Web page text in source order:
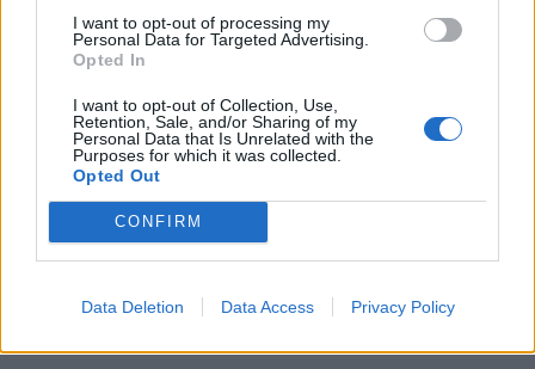
I want to opt-out of processing my
Personal Data for Targeted Advertising.
Opted In
I want to opt-out of Collection, Use,
Retention, Sale, and/or Sharing of my
Personal Data that Is Unrelated with the
Purposes for which it was collected.
Opted Out
CONFIRM
Data Deletion Data Access Privacy Policy
Els vestits de paper guanyen força
enguany amb més modistes i gairebé
“L’eclipsi serà una oportunitat també
d’Amposta”
31 de juliol de 2026